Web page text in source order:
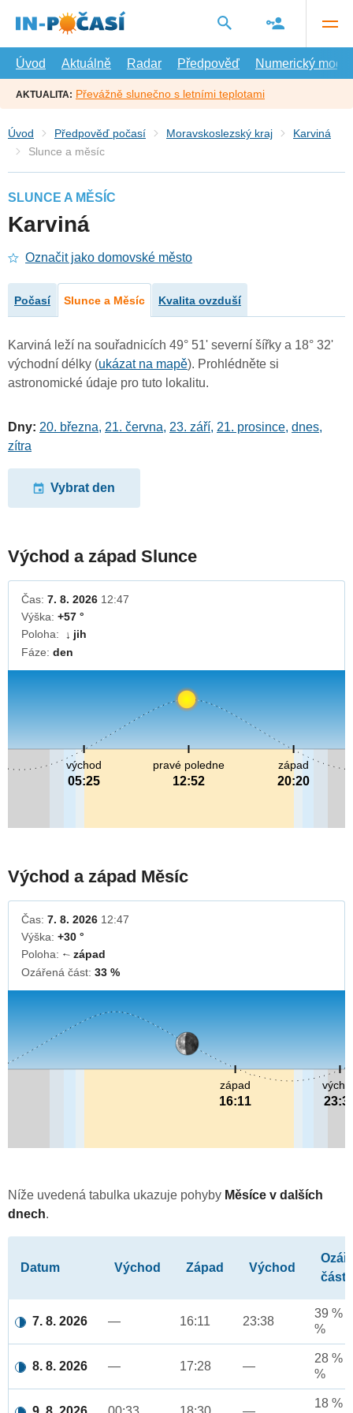
hlavní
Úvod
Aktuálně Radar Předpověď Numerický model
AKTUALITA: Převážně slunečno s letními teplotami
Úvod Předpověď počasí Moravskoslezský kraj
Karviná
Slunce a měsíc
SLUNCE A MĚSÍC
Karviná
Označit jako domovské město
Počasí Slunce a Měsíc Kvalita ovzduší
Karviná leží na souřadnicích 49° 51' severní šířky a 18° 32'
východní délky (ukázat na mapě). Prohlédněte si
astronomické údaje pro tuto lokalitu.
Dny: 20. března, 21. června, 23. září, 21. prosince, dnes,
zítra
Vybrat den
Východ a západ Slunce
Čas: 7. 8. 2026 12:47
Výška: +57 °
Poloha:
↓ jih
Fáze: den
pravé poledne
12:52
východ
05:25
západ
20:20
Východ a západ Měsíc
Čas: 7. 8. 2026 12:47
Výška: +30 °
Poloha:
↓západ
Ozářená část: 33 %
západ
16:11
Níže uvedená tabulka ukazuje pohyby Měsíce v dalších
dnech.
Datum Východ Západ Východ
část
7. 8. 2026 — 16:11 23:38
39 %
%
8. 8. 2026 — 17:28 —
28 %
%
18 %